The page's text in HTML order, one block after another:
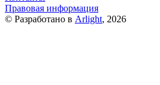
Правовая информация
© Разработано в Arlight, 2026